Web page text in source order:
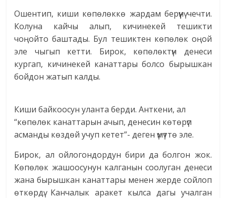
Ошентип, киши көпөлөккө жардам берүүнү чечти.
Колуна кайчы алып, кичинекей тешикти
чоңойто баштады. Бул тешиктен көпөлөк оңой
эле чыгып кетти. Бирок, көпөлөктүн денеси
кургап, кичинекей канаттары болсо бырышкан
бойдон жатып калды.
Киши байкоосун уланта берди. Анткени, ал
“көпөлөк канаттарын ачып, денесин көтөрүп
асманды көздөй учуп кетет”- деген үмүттө эле.
Бирок, ал ойлогондордун бири да болгон жок.
Көпөлөк жашоосунун калганын соолуган денеси
жана бырышкан канаттары менен жерде сойлоп
өткөрдү. Канчалык аракет кылса дагы учалган